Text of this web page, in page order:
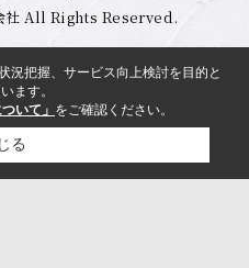
社 All Rights Reserved.
況把握、サービス向上検討を目的と
ます。
いて」 をご確認ください。
る